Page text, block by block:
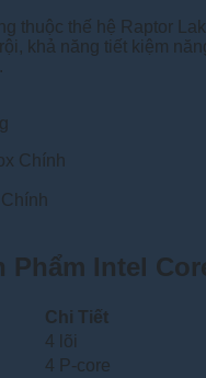
thuộc thế hệ Raptor
khả năng tiết kiệm
Phẩm Intel
Chi Tiết
4 lõi
4 P-core